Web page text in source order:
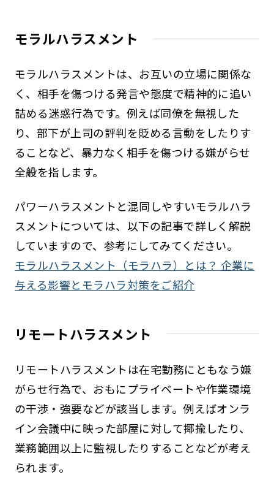
モラルハラスメント
モラルハラスメントは、お互いの立場に関係な
く、相手を傷つける発言や態度で精神的に追い
詰める迷惑行為です。例えば同僚を無視した
り、部下が上司の評判を貶める言動をしたりす
ることなど、暴力なく相手を傷つける嫌がらせ
全般を指します。
パワーハラスメントと混同しやすいモラルハラ
スメントについては、以下の記事で詳しく解説
していますので、参考にしてみてください。
モラルハラスメント（モラハラ）とは？ 企業に
与える影響とモラハラ対策をご紹介
リモートハラスメント
リモートハラスメントは在宅勤務にともなう嫌
がらせ行為で、おもにプライベートや作業環境
の干渉・強要などが該当します。例えばオンラ
イン会議中に映った部屋に対して揶揄したり、
業務範囲以上に監視したりすることなどが考え
られます。